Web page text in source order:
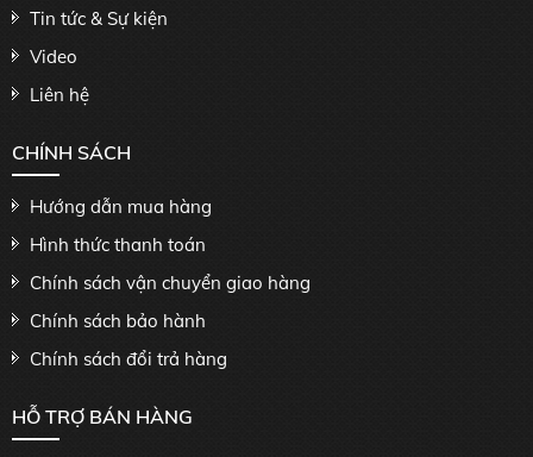
Tin tức & Sự kiện
Video
Liên hệ
CHÍNH SÁCH
Hướng dẫn mua hàng
Hình thức thanh toán
Chính sách vận chuyển giao hàng
Chính sách bảo hành
Chính sách đổi trả hàng
HỖ TRỢ BÁN HÀNG